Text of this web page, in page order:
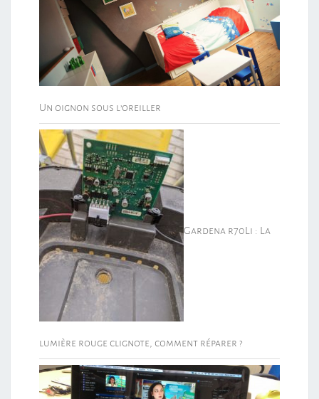
Un oignon sous l’oreiller
Gardena r70Li : La
lumière rouge clignote, comment réparer ?